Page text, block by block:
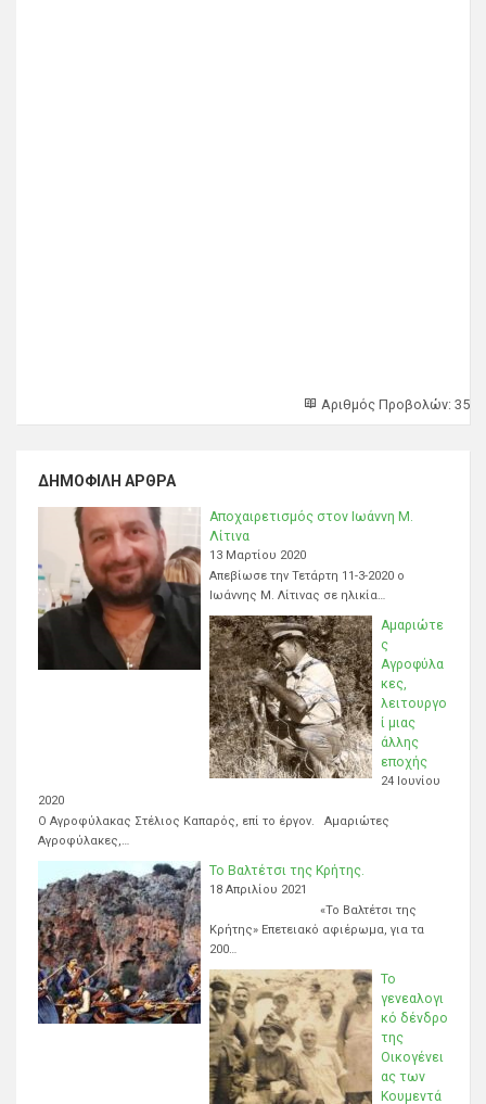
Αριθμός Προβολών: 35
ΔΗΜΟΦΙΛΉ ΆΡΘΡΑ
Αποχαιρετισμός στον Ιωάννη Μ.
Λίτινα
13 Μαρτίου 2020
Απεβίωσε την Τετάρτη 11-3-2020 ο
Ιωάννης Μ. Λίτινας σε ηλικία…
Αμαριώτε
ς
Αγροφύλα
κες,
λειτουργο
ί μιας
άλλης
εποχής
24 Ιουνίου
2020
Ο Αγροφύλακας Στέλιος Καπαρός, επί το έργον. Αμαριώτες
Αγροφύλακες,…
Το Βαλτέτσι της Κρήτης.
18 Απριλίου 2021
«Το Βαλτέτσι της
Κρήτης» Επετειακό αφιέρωμα, για τα
200…
Το
γενεαλογι
κό δένδρο
της
Οικογένει
ας των
Κουμεντά